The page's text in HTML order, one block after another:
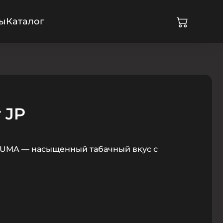
Каталог
JP
— насыщенный табачный вкус с